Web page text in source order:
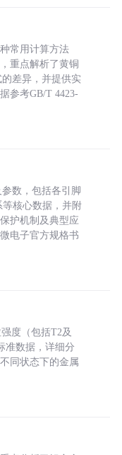
常用计算方法
重点解析了黄铜
的差异，并提供实
参考GB/T 4423-
数，包括各引脚
核心数据，并附
护机制及典型应
电子官方规格书
度（包括T2及
准数据，详细分
同状态下的金属